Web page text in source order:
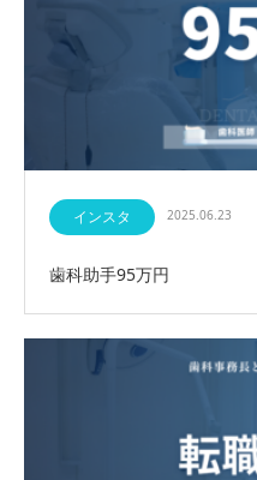
インスタ 2025.06.23
歯科助手95万円